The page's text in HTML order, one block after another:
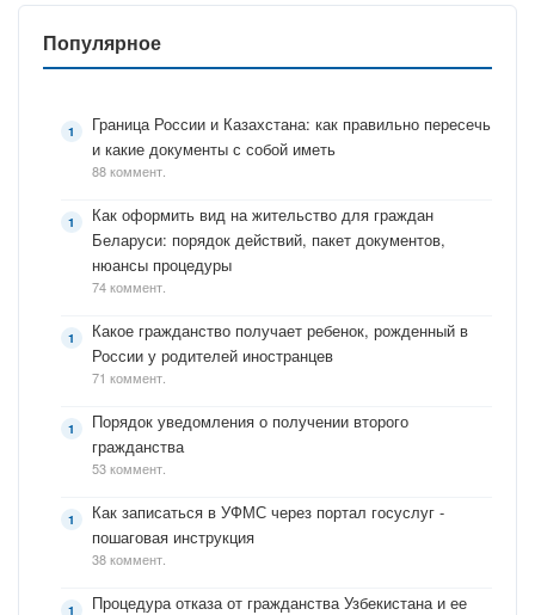
Популярное
Граница России и Казахстана: как правильно пересечь
и какие документы с собой иметь
88 коммент.
Как оформить вид на жительство для граждан
Беларуси: порядок действий, пакет документов,
нюансы процедуры
74 коммент.
Какое гражданство получает ребенок, рожденный в
России у родителей иностранцев
71 коммент.
Порядок уведомления о получении второго
гражданства
53 коммент.
Как записаться в УФМС через портал госуслуг -
пошаговая инструкция
38 коммент.
Процедура отказа от гражданства Узбекистана и ее